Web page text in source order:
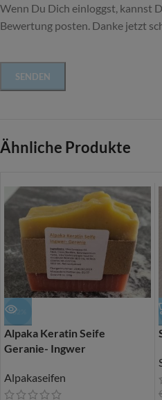
Wenn Du Dich einloggst, kannst
Bewertung posten. Danke jetzt
Ähnliche Produkte
-62%
Alpaka Keratin Seife
Geranie- Ingwer
Alpakaseifen